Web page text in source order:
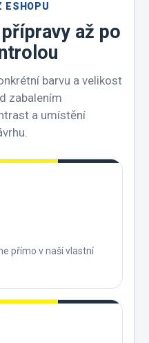
ESHOPU
až po
barvu a velikost
zabalením
a umístění
přímo v naší vlastní